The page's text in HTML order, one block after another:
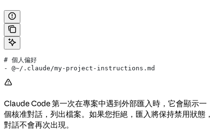
# 個人偏好
- @~/.claude/my-project-instructions.md
Claude Code 第一次在專案中遇到外部匯入時，它會顯示一
個核准對話，列出檔案。如果您拒絕，匯入將保持禁用狀態，
對話不會再次出現。